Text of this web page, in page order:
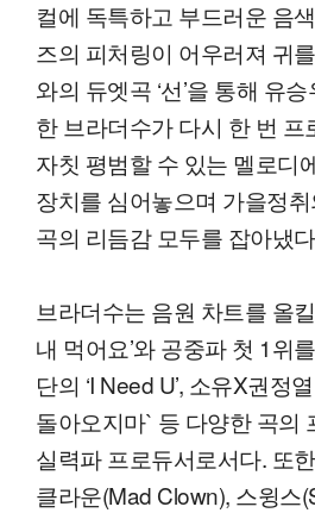
컬에 독특하고 부드러운 음
즈의 피처링이 어우러져 귀
와의 듀엣곡 ‘선’을 통해 유
한 브라더수가 다시 한 번
자칫 평범할 수 있는 멜로디
장치를 심어놓으며 가을정
곡의 리듬감 모두를 잡아냈
브라더수는 음원 차트를 올
내 먹어요’와 공중파 첫 1위
단의 ‘I Need U’, 소유X권정
돌아오지마` 등 다양한 곡의
실력파 프로듀서로서다. 또
클라운(Mad Clown), 스윙스